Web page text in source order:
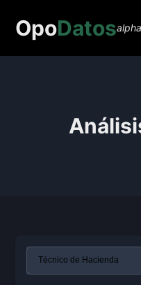
OpoDatosalpha